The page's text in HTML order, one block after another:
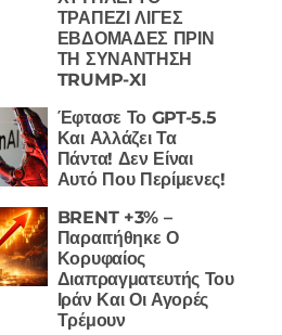
ΤΡΑΠΕΖΙ ΛΙΓΕΣ
ΕΒΔΟΜΑΔΕΣ ΠΡΙΝ
ΤΗ ΣΥΝΑΝΤΗΣΗ
TRUMP-XI
Έφτασε Το GPT-5.5
Και Αλλάζει Τα
Πάντα! Δεν Είναι
Αυτό Που Περίμενες!
BRENT +3% –
Παραιτήθηκε Ο
Κορυφαίος
Διαπραγματευτής Του
Ιράν Και Οι Αγορές
Τρέμουν